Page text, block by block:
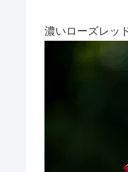
濃いローズレッ